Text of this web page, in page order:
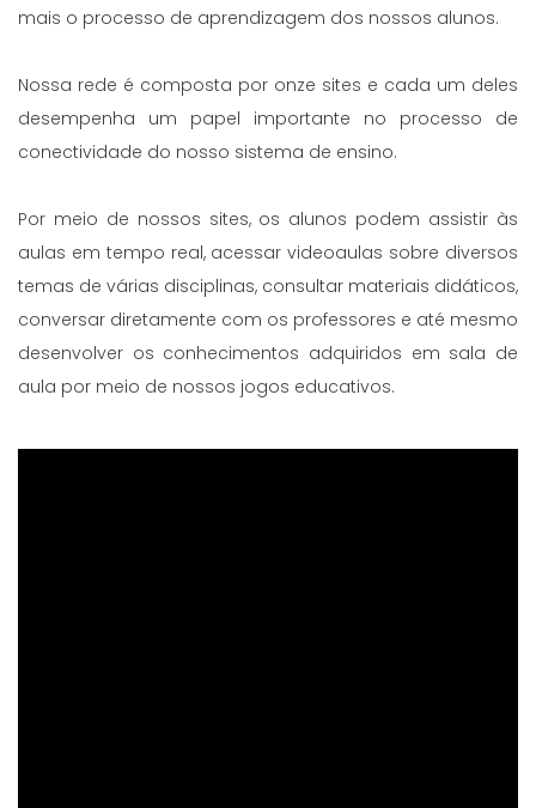
mais o processo de aprendizagem dos nossos alunos.
Nossa rede é composta por onze sites e cada um deles
desempenha um papel importante no processo de
conectividade do nosso sistema de ensino.
Por meio de nossos sites, os alunos podem assistir às
aulas em tempo real, acessar videoaulas sobre diversos
temas de várias disciplinas, consultar materiais didáticos,
conversar diretamente com os professores e até mesmo
desenvolver os conhecimentos adquiridos em sala de
aula por meio de nossos jogos educativos.